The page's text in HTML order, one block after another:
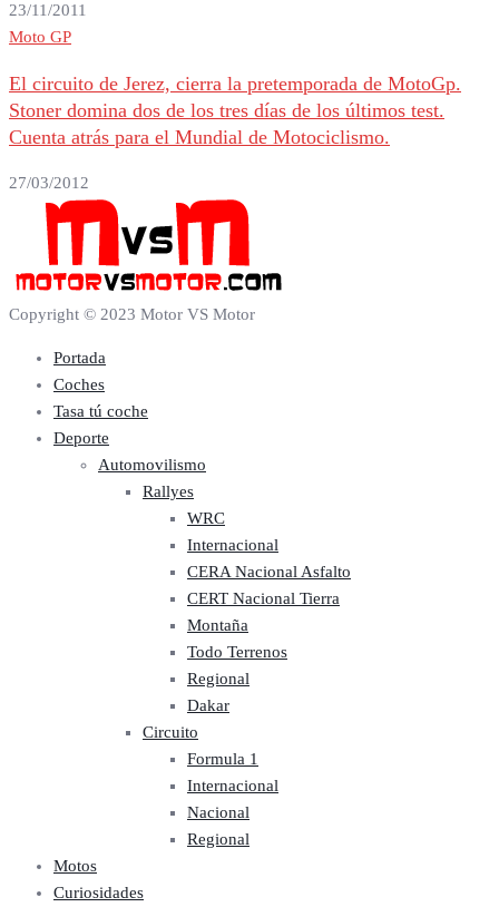
23/11/2011
Moto GP
El circuito de Jerez, cierra la pretemporada de MotoGp.
Stoner domina dos de los tres días de los últimos test.
Cuenta atrás para el Mundial de Motociclismo.
27/03/2012
Copyright © 2023 Motor VS Motor
Portada
Coches
Tasa tú coche
Deporte
Automovilismo
Rallyes
WRC
Internacional
CERA Nacional Asfalto
CERT Nacional Tierra
Montaña
Todo Terrenos
Regional
Dakar
Circuito
Formula 1
Internacional
Nacional
Regional
Motos
Curiosidades